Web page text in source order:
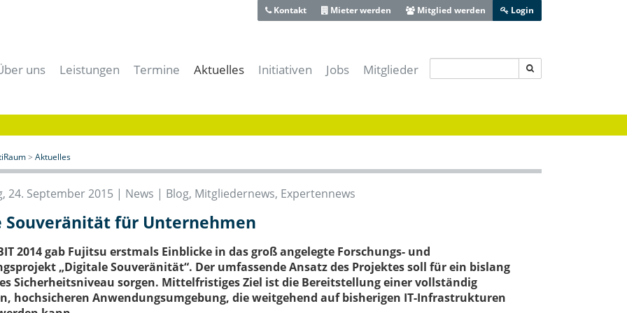
uns
und Gründerzentrum
und Partner
und Mediacenter
Leistungen
Für Unternehmer
Für Forschung & Lehre
Für Anwender
Für Studenten & Absolventen
Für Experten
Meeting- & Eventräume mieten
Coworking Space
Termine
aitiRaum Termine
Mitglieder Termine
Aktuelles
News | Blog
Gründernews
Branchennews
Expertennews
Initiativen
Bayerisches IT-Sicherheitscluster e.V.
eBusiness-Lotse Schwaben
Digitales Zentrum Schwaben
IT-Offensive Bayerisch-Schwaben
Jobs Mitglieder
Kontakt Mieter werden Mitglied werden Login
> Aktuelles
24. September 2015 | News | Blog, Mitgliedernews, Expertennews
Souveränität für Unternehmen
2014 gab Fujitsu erstmals Einblicke in das groß angelegte Forschungs- und
„Digitale Souveränität“. Der umfassende Ansatz des Projektes soll für ein bislang
Sicherheitsniveau sorgen. Mittelfristiges Ziel ist die Bereitstellung einer vollständig
hochsicheren Anwendungsumgebung, die weitgehend auf bisherigen IT-Infrastrukturen